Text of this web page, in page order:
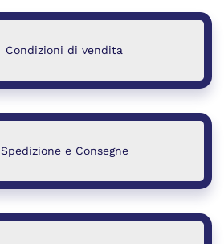
Condizioni di vendita
Spedizione e Consegne